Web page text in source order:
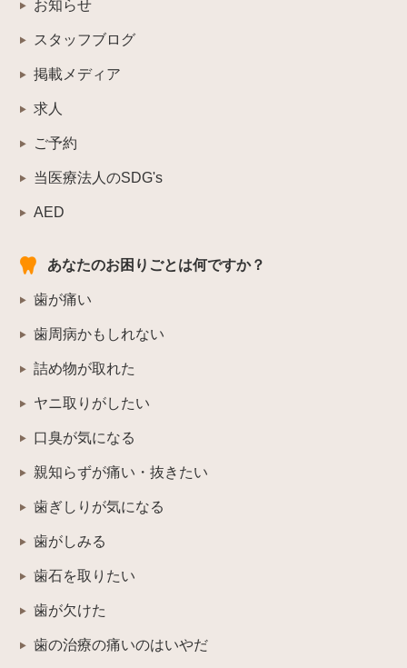
お知らせ
スタッフブログ
掲載メディア
求人
ご予約
当医療法人のSDG's
AED
あなたのお困りごとは何ですか？
歯が痛い
歯周病かもしれない
詰め物が取れた
ヤニ取りがしたい
口臭が気になる
親知らずが痛い・抜きたい
歯ぎしりが気になる
歯がしみる
歯石を取りたい
歯が欠けた
歯の治療の痛いのはいやだ